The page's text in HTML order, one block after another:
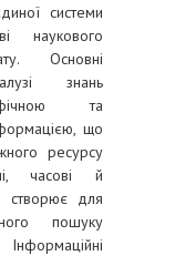
системи
наукового
Основні
знань
та
що
ресурсу
часові й
створює для
пошуку